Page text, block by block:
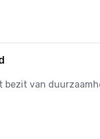
bezit van